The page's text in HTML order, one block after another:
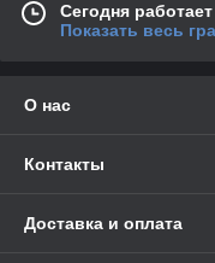
Сегодня
Показать весь
О нас
Контакты
Доставка и оплата